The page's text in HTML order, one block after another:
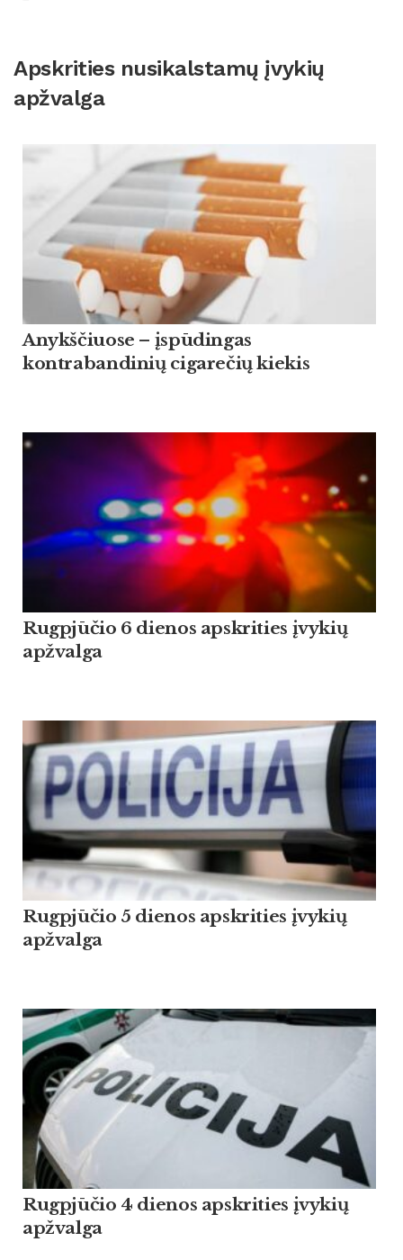
Apskrities nusikalstamų įvykių
apžvalga
Anykščiuose – įspūdingas
kontrabandinių cigarečių kiekis
Rugpjūčio 6 dienos apskrities įvykių
apžvalga
Rugpjūčio 5 dienos apskrities įvykių
apžvalga
Rugpjūčio 4 dienos apskrities įvykių
apžvalga